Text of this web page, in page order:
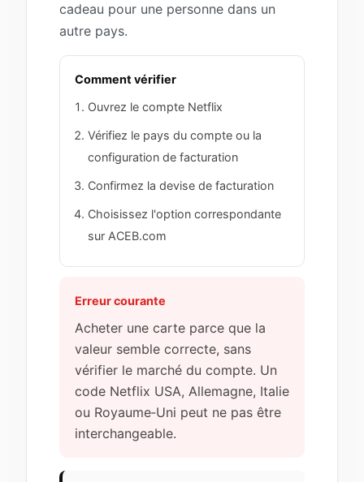
cadeau pour une personne dans un
autre pays.
Comment vérifier
Ouvrez le compte Netflix
Vérifiez le pays du compte ou la
configuration de facturation
Confirmez la devise de facturation
Choisissez l'option correspondante
sur ACEB.com
Erreur courante
Acheter une carte parce que la
valeur semble correcte, sans
vérifier le marché du compte. Un
code Netflix USA, Allemagne, Italie
ou Royaume‑Uni peut ne pas être
interchangeable.